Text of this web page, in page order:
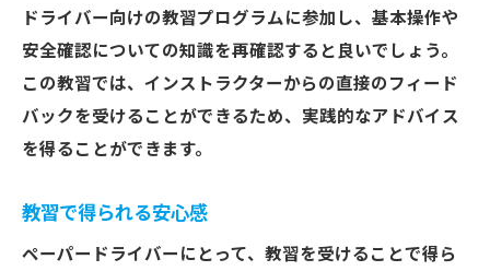
ドライバー向けの教習プログラムに参加し、基本操作や
安全確認についての知識を再確認すると良いでしょう。
この教習では、インストラクターからの直接のフィード
バックを受けることができるため、実践的なアドバイス
を得ることができます。
教習で得られる安心感
ペーパードライバーにとって、教習を受けることで得ら